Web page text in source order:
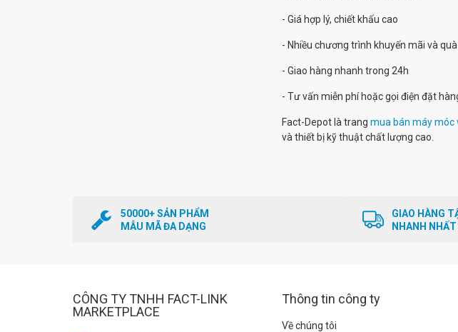
- Giá hợp lý, chiết khấu cao
- Nhiều chương trình khuyến mãi và
- Giao hàng nhanh trong 24h
- Tư vấn miễn phí hoặc gọi điện đặt
Fact-Depot là trang mua bán máy móc
và thiết bị kỹ thuật chất lượng cao.
50000+ SẢN PHẨM
MẪU MÃ ĐA DẠNG
GIAO HÀNG
NHANH NHẤT
CÔNG TY TNHH FACT-LINK
MARKETPLACE
Thông tin công ty
Về chúng tôi